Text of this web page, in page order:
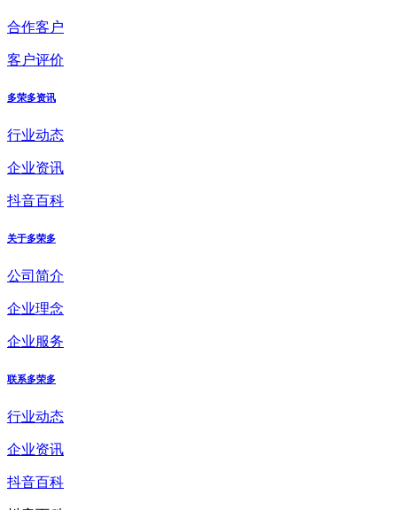
合作客户
客户评价
多荣多资讯
行业动态
企业资讯
抖音百科
关于多荣多
公司简介
企业理念
企业服务
联系多荣多
行业动态
企业资讯
抖音百科